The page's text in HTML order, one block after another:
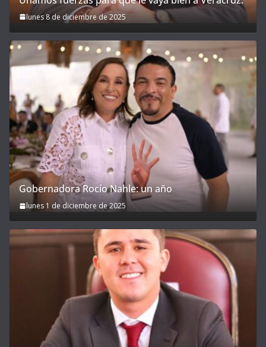
lunes 8 de diciembre de 2025
Gobernadora Rocío Nahle: un año
lunes 1 de diciembre de 2025